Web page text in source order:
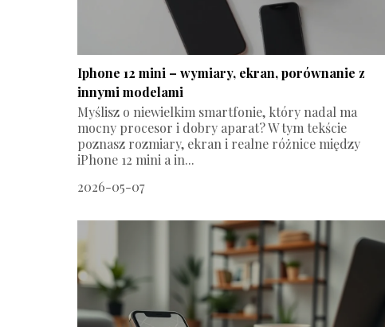
Iphone 12 mini – wymiary, ekran, porównanie z
innymi modelami
Myślisz o niewielkim smartfonie, który nadal ma
mocny procesor i dobry aparat? W tym tekście
poznasz rozmiary, ekran i realne różnice między
iPhone 12 mini a in...
2026-05-07